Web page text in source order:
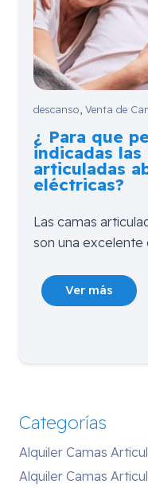
descanso, Venta de
¿ Para que
indicadas las
articuladas
eléctricas?
Las camas
son una excelente
Ver más
Categorías
Alquiler Camas
Alquiler Camas